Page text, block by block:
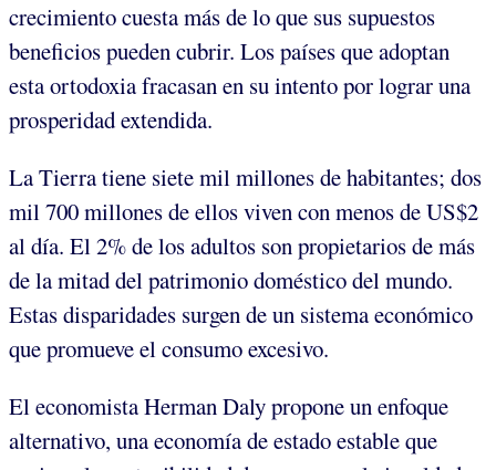
crecimiento cuesta más de lo que sus supuestos
beneficios pueden cubrir. Los países que adoptan
esta ortodoxia fracasan en su intento por lograr una
prosperidad extendida.
La Tierra tiene siete mil millones de habitantes; dos
mil 700 millones de ellos viven con menos de US$2
al día. El 2% de los adultos son propietarios de más
de la mitad del patrimonio doméstico del mundo.
Estas disparidades surgen de un sistema económico
que promueve el consumo excesivo.
El economista Herman Daly propone un enfoque
alternativo, una economía de estado estable que